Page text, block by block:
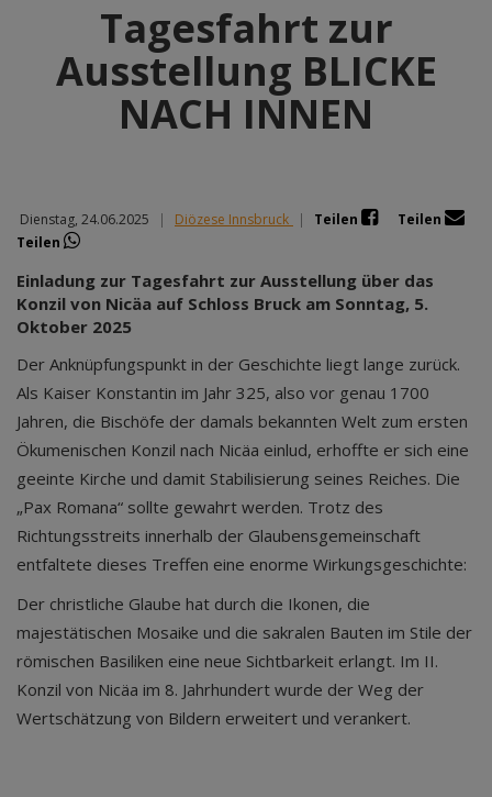
Tagesfahrt zur
Ausstellung BLICKE
NACH INNEN
Dienstag, 24.06.2025 | Diözese Innsbruck | Teilen
Teilen
Teilen
Einladung zur Tagesfahrt zur Ausstellung über das
Konzil von Nicäa auf Schloss Bruck am Sonntag, 5.
Oktober 2025
Der Anknüpfungspunkt in der Geschichte liegt lange zurück.
Als Kaiser Konstantin im Jahr 325, also vor genau 1700
Jahren, die Bischöfe der damals bekannten Welt zum ersten
Ökumenischen Konzil nach Nicäa einlud, erhoffte er sich eine
geeinte Kirche und damit Stabilisierung seines Reiches. Die
„Pax Romana“ sollte gewahrt werden. Trotz des
Richtungsstreits innerhalb der Glaubensgemeinschaft
entfaltete dieses Treffen eine enorme Wirkungsgeschichte:
Der christliche Glaube hat durch die Ikonen, die
majestätischen Mosaike und die sakralen Bauten im Stile der
römischen Basiliken eine neue Sichtbarkeit erlangt. Im II.
Konzil von Nicäa im 8. Jahrhundert wurde der Weg der
Wertschätzung von Bildern erweitert und verankert.